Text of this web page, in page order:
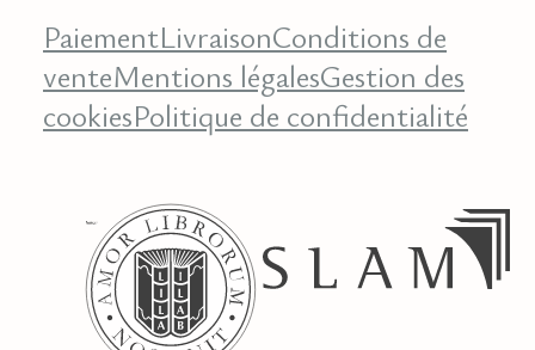
PaiementLivraisonConditions de
venteMentions légalesGestion des
cookiesPolitique de confidentialité